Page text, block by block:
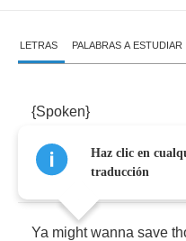
LETRAS PALABRAS A ESTUDIAR
{Spoken}
This for all the ladies
Ya might wanna save
Haz clic en
traducción